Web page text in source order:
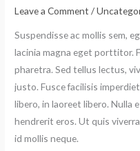
Leave a Comment /
Suspendisse ac mollis sem,
lacinia magna eget porttitor.
pharetra. Sed tellus lectus,
justo. Fusce facilisis
libero, in laoreet libero. Nulla
hendrerit eros. Ut quis
id mollis neque.
molestie
ligula?